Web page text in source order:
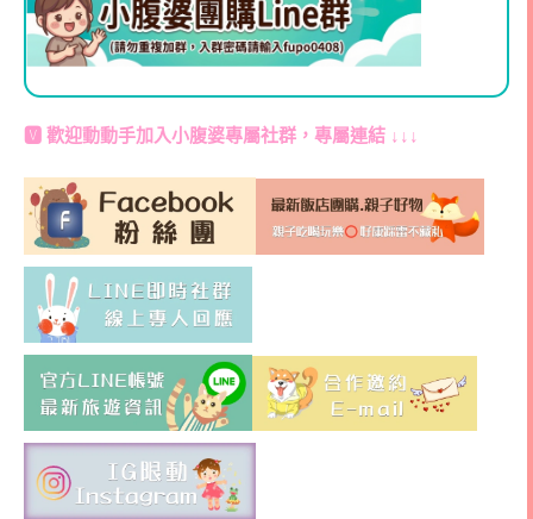
🆅 歡迎動動手加入小腹婆專屬社群 ，專屬連結 ↓↓↓